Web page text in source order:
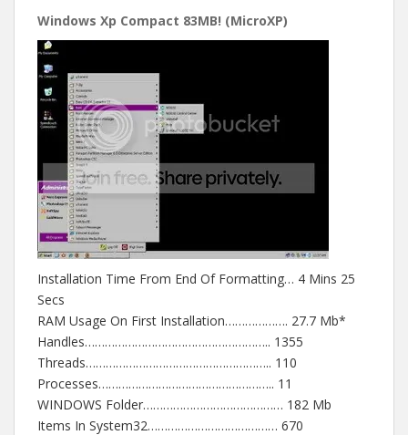
Windows Xp Compact 83MB! (MicroXP)
Installation Time From End Of Formatting… 4 Mins 25
Secs
RAM Usage On First Installation………………. 27.7 Mb*
Handles……………………………………………….. 1355
Threads……………………………………………….. 110
Processes…………………………………………….. 11
WINDOWS Folder…………………………………… 182 Mb
Items In System32………………………………… 670